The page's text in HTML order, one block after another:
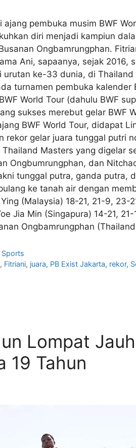
ajang pembuka musim BWF
diri menjadi kampiun
Ongbamrungphan.
Ani, sapaanya, sejak
urutan ke-33 dunia, di
turnamen pembuka
World Tour (dahulu BWF
sukses merebut gelar BWF
BWF World Tour, didapat
rekor gelar juara tunggal putri
Masters yang digelar
Ongbumrungphan, dan
tunggal putra, ganda putra,
ke tanah air dengan
(Malaysia) 18-21, 21-9,
Jia Min (Singapura) 14-21,
Ongbamrungphan
, Fitriani, juara, PB Exist Jakarta, rekor,
Lompat
19 Tahun